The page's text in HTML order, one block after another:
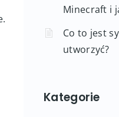
Minecraft i
Co to jest
utworzyć?
Kategorie